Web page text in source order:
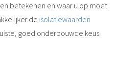
betekenen en waar u op moet
de isolatiewaarden
goed onderbouwde keus